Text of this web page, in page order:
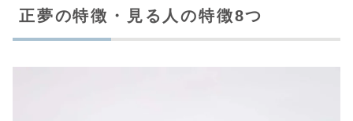
正夢の特徴・見る人の特徴8つ